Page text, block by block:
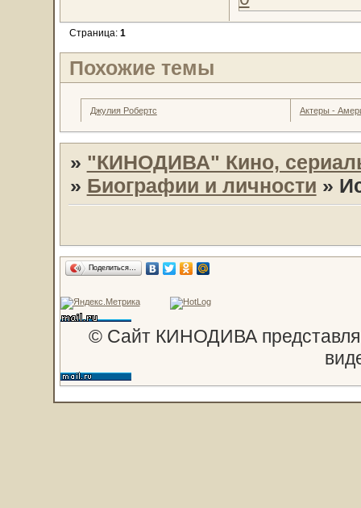
Страница: 1
Похожие темы
Джулия Робертс Актеры -
» "КИНОДИВА" Кино,
» Биографии и личности »
Поделиться…
© Сайт КИНОДИВА